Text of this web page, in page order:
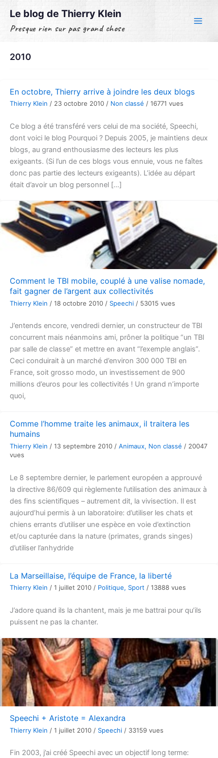
contenu
Le blog de Thierry Klein
Presque rien sur pas grand chose
2010
En octobre, Thierry arrive à joindre les deux blogs
Thierry Klein / 23 octobre 2010 / Non classé / 16771 vues
Ce blog a été transféré vers celui de ma société, Speechi,
dont voici le blog Pourquoi ? Depuis 2005, je maintiens deux
blogs, au grand enthousiasme des lecteurs les plus
exigeants. (Si l’un de ces blogs vous ennuie, vous ne faîtes
donc pas partie des lecteurs exigeants). L’idée au départ
était d’avoir un blog personnel […]
Comment le TBI mobile, couplé à une valise nomade,
fait gagner de l’argent aux collectivités
Thierry Klein / 18 octobre 2010 / Speechi / 53015 vues
J’entends encore, vendredi dernier, un constructeur de TBI
concurrent mais néanmoins ami, prôner la politique “un TBI
par salle de classe” et mettre en avant “l’exemple anglais”.
Ceci conduirait à un marché d’environ 300 000 TBI en
France, soit grosso modo, un investissement de 900
millions d’euros pour les collectivités ! Un grand n’importe
quoi,
Comme l’homme traite les animaux, il traitera les
humains
Thierry Klein / 13 septembre 2010 / Animaux, Non classé / 20047
vues
Le 8 septembre dernier, le parlement européen a approuvé
la directive 86/609 qui règlemente l’utilisation des animaux à
des fins scientifiques – autrement dit, la vivisection. Il est
aujourd’hui permis à un laboratoire: d’utiliser les chats et
chiens errants d’utiliser une espèce en voie d’extinction
et/ou capturée dans la nature (primates, grands singes)
d’utiliser l’anhydride
La Marseillaise, l’équipe de France, la liberté
Thierry Klein / 1 juillet 2010 / Politique, Sport / 13888 vues
J’adore quand ils la chantent, mais je me battrai pour qu’ils
puissent ne pas la chanter.
Speechi + Aristote = Alexandra
Thierry Klein / 1 juillet 2010 / Speechi / 33159 vues
Fin 2003, j’ai créé Speechi avec un objectif long terme: